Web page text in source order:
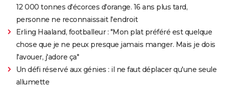
12 000 tonnes d'écorces d'orange. 16 ans plus tard,
personne ne reconnaissait l'endroit
Erling Haaland, footballeur : "Mon plat préféré est quelque
chose que je ne peux presque jamais manger. Mais je dois
l'avouer, j'adore ça"
Un défi réservé aux génies : il ne faut déplacer qu'une seule
allumette